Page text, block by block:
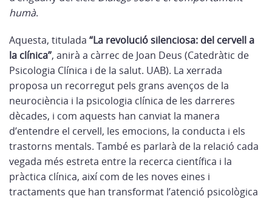
humà.
Aquesta, titulada “La revolució silenciosa: del cervell a
la clínica”, anirà a càrrec de Joan Deus (Catedràtic de
Psicologia Clínica i de la salut. UAB). La xerrada
proposa un recorregut pels grans avenços de la
neurociència i la psicologia clínica de les darreres
dècades, i com aquests han canviat la manera
d’entendre el cervell, les emocions, la conducta i els
trastorns mentals. També es parlarà de la relació cada
vegada més estreta entre la recerca científica i la
pràctica clínica, així com de les noves eines i
tractaments que han transformat l’atenció psicològica